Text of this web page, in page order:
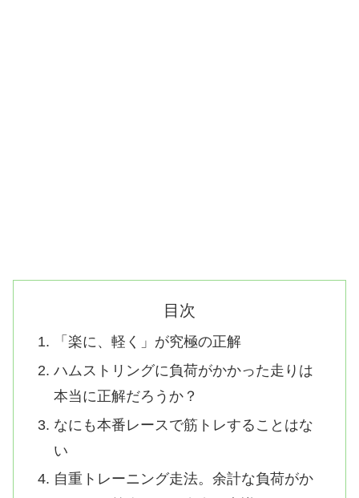
目次
「楽に、軽く」が究極の正解
ハムストリングに負荷がかかった走りは
本当に正解だろうか？
なにも本番レースで筋トレすることはな
い
自重トレーニング走法。余計な負荷がか